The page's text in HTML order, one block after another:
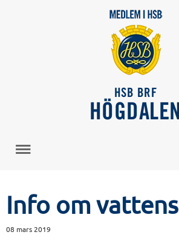
HSB BRF
HÖGDALEN
Info om
08 mars 2019